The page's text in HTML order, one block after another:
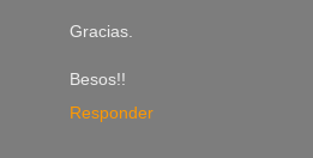
Gracias.
Besos!!
Responder